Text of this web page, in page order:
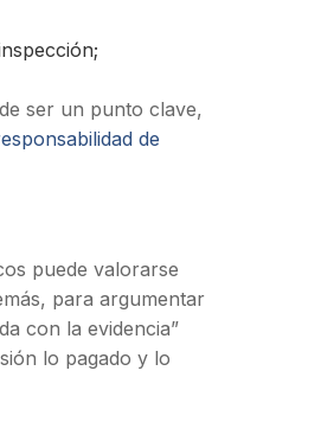
ser un punto clave,
de
puede valorarse
para argumentar
con la evidencia”
lo pagado y lo